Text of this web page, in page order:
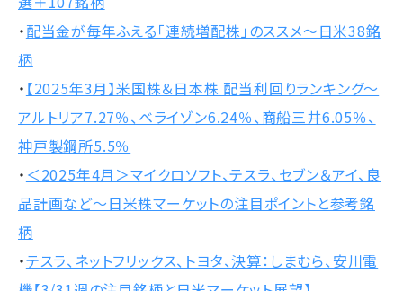
・配当金が毎年ふえる「連続増配株」のススメ～日米38銘
柄
・ 【2025年3月】米国株＆日本株 配当利回りランキング～
アルトリア7.27％、ベライゾン6.24％、商船三井6.05％、
神戸製鋼所5.5％
・ ＜2025年4月＞マイクロソフト、テスラ、セブン＆アイ、良
品計画など～日米株マーケットの注目ポイントと参考銘
柄
・テスラ、ネットフリックス、トヨタ、決算：しまむら、安川電